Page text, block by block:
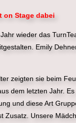
on Stage dabei
wieder das
Emily
zeigten sie beim
dem letzten Jahr.
und diese Art
Zusatz. Unsere